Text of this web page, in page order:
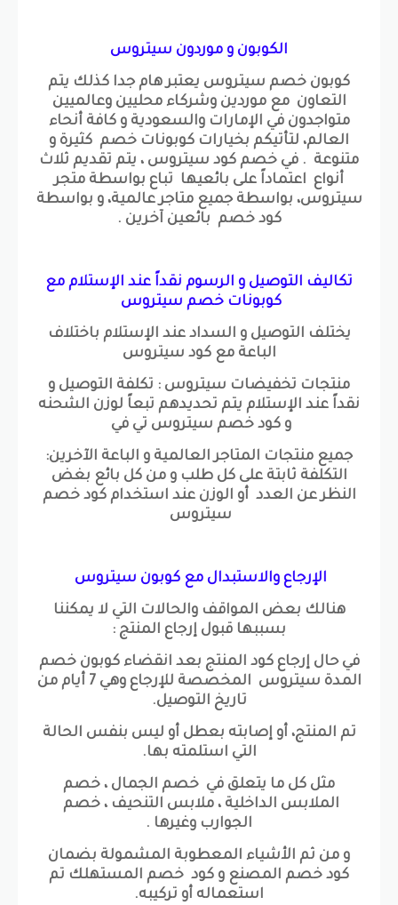
الكوبون و موردون سيتروس
كوبون خصم سيتروس يعتبر هام جدا كذلك يتم
التعاون مع موردين وشركاء محليين وعالميين
متواجدون في الإمارات والسعودية و كافة أنحاء
العالم، لتأتيكم بخيارات كوبونات خصم كثيرة و
متنوعة . في خصم كود سيتروس ، يتم تقديم ثلاث
أنواع اعتماداً على بائعيها تباع بواسطة متجر
سيتروس، بواسطة جميع متاجر عالمية، و بواسطة
كود خصم بائعين آخرين .
تكاليف التوصيل و الرسوم نقداً عند الإستلام مع
كوبونات خصم سيتروس
يختلف التوصيل و السداد عند الإستلام باختلاف
الباعة مع كود سيتروس
منتجات تخفيضات سيتروس : تكلفة التوصيل و
نقداً عند الإستلام يتم تحديدهم تبعاً لوزن الشحنه
و كود خصم سيتروس تي في
جميع منتجات المتاجر العالمية و الباعة الآخرين:
التكلفة ثابتة على كل طلب و من كل بائع بغض
النظر عن العدد أو الوزن عند استخدام كود خصم
سيتروس
الإرجاع والاستبدال مع كوبون سيتروس
هنالك بعض المواقف والحالات التي لا يمكننا
بسببها قبول إرجاع المنتج :
في حال إرجاع كود المنتج بعد انقضاء كوبون خصم
المدة سيتروس المخصصة للإرجاع وهي 7 أيام من
تاريخ التوصيل.
تم المنتج، أو إصابته بعطل أو ليس بنفس الحالة
التي استلمته بها.
مثل كل ما يتعلق في خصم الجمال ، خصم
الملابس الداخلية ، ملابس التنحيف ، خصم
الجوارب وغيرها .
و من ثم الأشياء المعطوبة المشمولة بضمان
كود خصم المصنع و كود خصم المستهلك تم
استعماله أو تركيبه.